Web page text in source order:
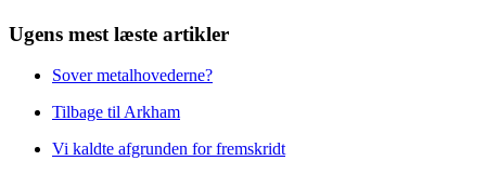
Ugens mest læste artikler
Sover metalhovederne?
Tilbage til Arkham
Vi kaldte afgrunden for fremskridt